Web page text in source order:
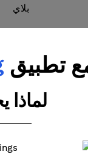
تطبيق
لماذا